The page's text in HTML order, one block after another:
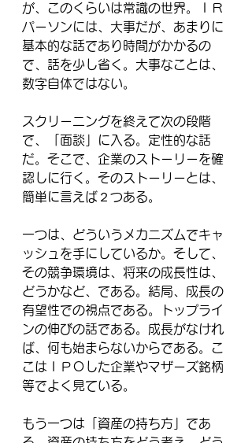
が、このくらいは常識の世界。ＩＲ
パーソンには、大事だが、あまりに
基本的な話であり時間がかかるの
で、話を少し省く。大事なことは、
数字自体ではない。
スクリーニングを終えて次の段階
で、「面談」に入る。定性的な話
だ。そこで、企業のストーリーを確
認しに行く。そのストーリーとは、
簡単に言えば２つある。
一つは、どういうメカニズムでキャ
ッシュを手にしているか。そして、
その競争環境は、将来の成長性は、
どうかなど、である。結局、成長の
有望性での視点である。トップライ
ンの伸びの話である。成長がなけれ
ば、何も始まらないからである。こ
こはＩＰＯした企業やマザーズ銘柄
等でよく見ている。
もう一つは「資産の持ち方」であ